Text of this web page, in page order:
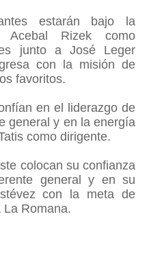
estarán bajo la
Acebal Rizek como
junto a José Leger
con la misión de
favoritos.
en el liderazgo de
general y en la energía
como dirigente.
colocan su confianza
general y en su
con la meta de
Romana.